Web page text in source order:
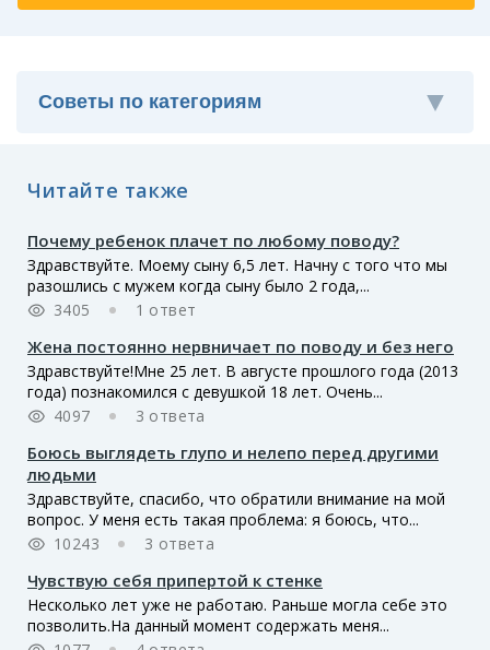
Читайте также
Почему ребенок плачет по любому поводу?
Здравствуйте. Моему сыну 6,5 лет. Начну с того что мы
разошлись с мужем когда сыну было 2 года,...
3405
1 ответ
Жена постоянно нервничает по поводу и без него
Здравствуйте!Мне 25 лет. В августе прошлого года (2013
года) познакомился с девушкой 18 лет. Очень...
4097
3 ответа
Боюсь выглядеть глупо и нелепо перед другими
людьми
Здравствуйте, спасибо, что обратили внимание на мой
вопрос. У меня есть такая проблема: я боюсь, что...
10243
3 ответа
Чувствую себя припертой к стенке
Несколько лет уже не работаю. Раньше могла себе это
позволить.На данный момент содержать меня...